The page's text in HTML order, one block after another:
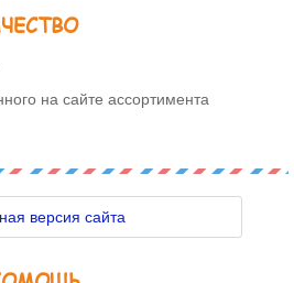
на сайте ассортимента
версия сайта